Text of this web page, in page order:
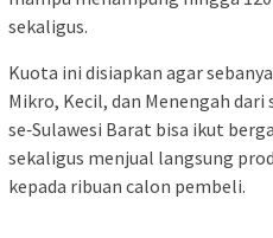
sekaligus.
Kuota ini disiapkan agar
Mikro, Kecil, dan Menengah
se‑Sulawesi Barat bisa ikut
sekaligus menjual langsung
kepada ribuan calon pembeli.